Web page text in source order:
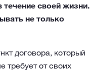
своей жизни.
не только
договора, который
требует от своих